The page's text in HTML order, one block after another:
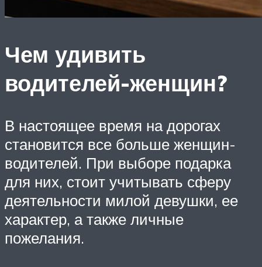
Чем удивить
водителей-женщин?
В настоящее время на дорогах
становится все больше женщин-
водителей. При выборе подарка
для них, стоит учитывать сферу
деятельности милой девушки, ее
характер, а также личные
пожелания.